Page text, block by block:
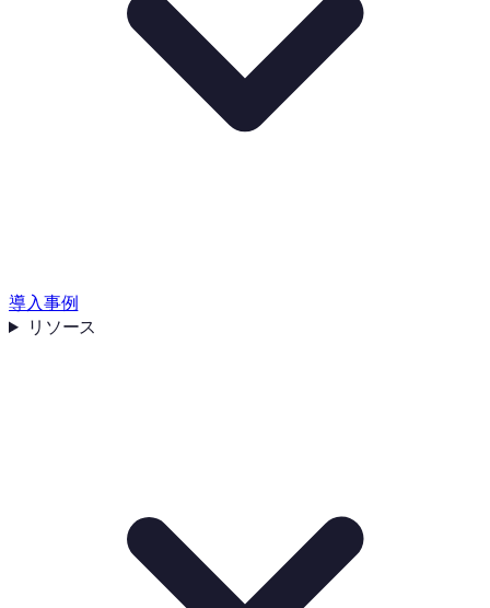
導入事例
リソース